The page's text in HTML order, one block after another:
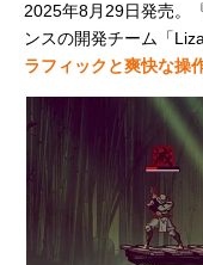
2025年8月29日発売。
ンスの開発チーム「
ラフィックと爽快な操